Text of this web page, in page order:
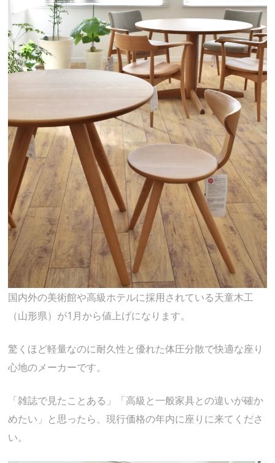
国内外の美術館や高級ホテルに採用されている天童木工
（山形県）が1月から値上げになります。
驚くほど軽量なのに耐久性と優れた体圧分散で快適な座り
心地のメーカーです。
「雑誌で見たことある」「高級と一般家具との違いが確か
めたい」と思ったら、現行価格の年内に座りに来てくださ
い。